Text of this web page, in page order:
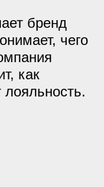
бренд
чего
как
лояльность.